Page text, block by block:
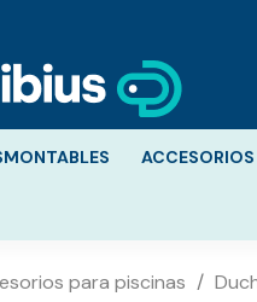
ACCESORIOS
para piscinas